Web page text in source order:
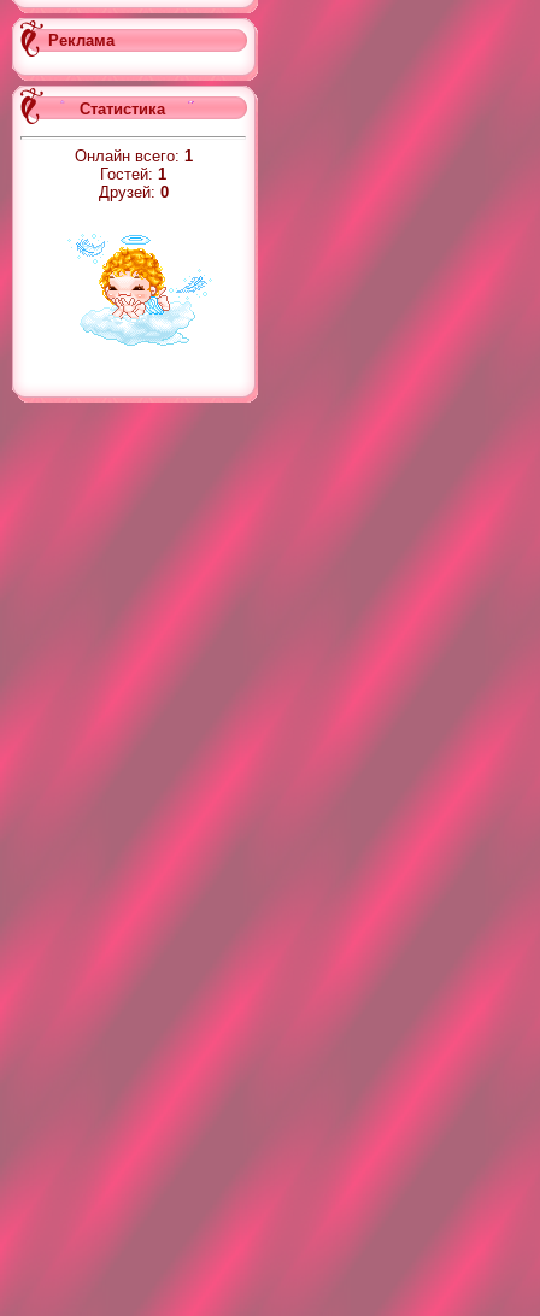
Реклама
Статистика
Онлайн всего: 1
Гостей: 1
Друзей: 0